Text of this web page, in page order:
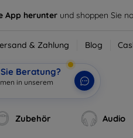
App herunter und shoppen Sie
& Zahlung Blog
Beratung?
in unserem
Zubehör Audio